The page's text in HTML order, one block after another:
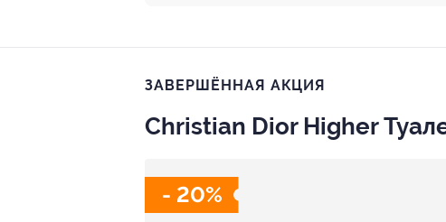
ЗАВЕРШЁННАЯ АКЦИЯ
Christian Dior Higher
- 20%